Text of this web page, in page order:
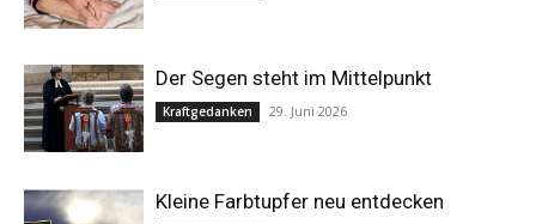
Der Segen steht im Mittelpunkt
Kraftgedanken 29. Juni 2026
Kleine Farbtupfer neu entdecken